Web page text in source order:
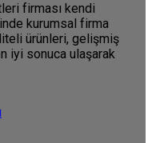
firması kendi
kurumsal firma
ürünleri, gelişmiş
iyi sonuca ulaşarak